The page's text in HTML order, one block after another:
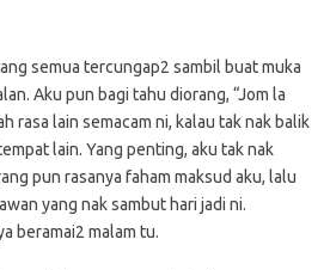
semua tercungap2 sambil buat muka
Aku pun bagi tahu diorang, “Jom la
rasa lain semacam ni, kalau tak nak balik
lain. Yang penting, aku tak nak
pun rasanya faham maksud aku, lalu
yang nak sambut hari jadi ni.
beramai2 malam tu.